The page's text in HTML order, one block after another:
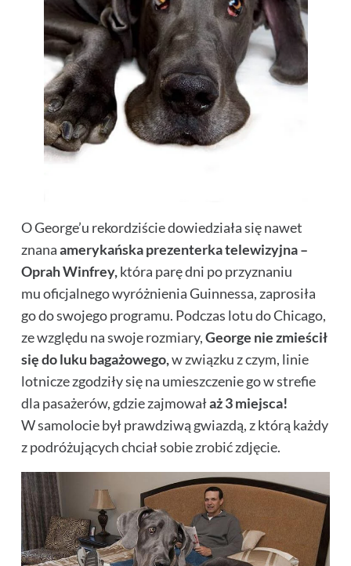
O George’u rekordziście dowiedziała się nawet
znanaamerykańska prezenterka telewizyjna –
Oprah Winfrey,która parę dni po przyznaniu
mu oficjalnego wyróżnienia Guinnessa, zaprosiła
go do swojego programu. Podczas lotu do Chicago,
ze względu na swoje rozmiary,George nie zmieścił
się do luku bagażowego,w związku z czym, linie
lotnicze zgodziły się na umieszczenie go w strefie
dla pasażerów, gdzie zajmowałaż 3 miejsca!
W samolocie był prawdziwą gwiazdą, z którą każdy
z podróżujących chciał sobie zrobić zdjęcie.